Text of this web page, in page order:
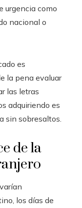
urgencia como
nacional o
es
la pena evaluar
las letras
adquiriendo es
sin sobresaltos.
de la
los días de